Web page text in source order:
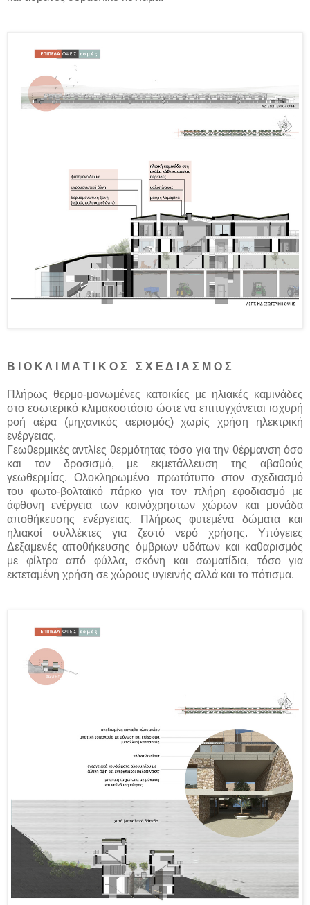
Β Ι Ο Κ Λ Ι Μ Α Τ Ι Κ Ο Σ Σ Χ Ε Δ Ι Α Σ Μ Ο Σ
Πλήρως θερμο-μονωμένες κατοικίες με ηλιακές καμινάδες
στο εσωτερικό κλιμακοστάσιο ώστε να επιτυγχάνεται ισχυρή
ροή αέρα (μηχανικός αερισμός) χωρίς χρήση ηλεκτρική
ενέργειας.
Γεωθερμικές αντλίες θερμότητας τόσο για την θέρμανση όσο
και τον δροσισμό, με εκμετάλλευση της αβαθούς
γεωθερμίας. Ολοκληρωμένο πρωτότυπο στον σχεδιασμό
του φωτο-βολταϊκό πάρκο για τον πλήρη εφοδιασμό με
άφθονη ενέργεια των κοινόχρηστων χώρων και μονάδα
αποθήκευσης ενέργειας. Πλήρως φυτεμένα δώματα και
ηλιακοί συλλέκτες για ζεστό νερό χρήσης. Υπόγειες
Δεξαμενές αποθήκευσης όμβριων υδάτων και καθαρισμός
με φίλτρα από φύλλα, σκόνη και σωματίδια, τόσο για
εκτεταμένη χρήση σε χώρους υγιεινής αλλά και το πότισμα.